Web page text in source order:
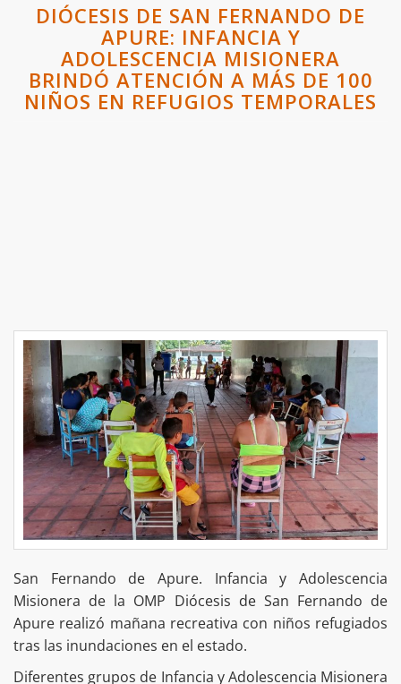
DIÓCESIS DE SAN FERNANDO DE
APURE: INFANCIA Y
ADOLESCENCIA MISIONERA
BRINDÓ ATENCIÓN A MÁS DE 100
NIÑOS EN REFUGIOS TEMPORALES
San Fernando de Apure. Infancia y Adolescencia
Misionera de la OMP Diócesis de San Fernando de
Apure realizó mañana recreativa con niños refugiados
tras las inundaciones en el estado.
Diferentes grupos de Infancia y Adolescencia Misionera